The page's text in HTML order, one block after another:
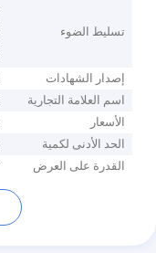
تسليط الضوء
إصدار الشهادات
اسم العلامة التجارية
الأسعار
الحد الأدنى لكمية
القدرة على العرض